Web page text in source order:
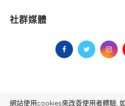
社群媒體
毅傳媒控股股份有限公司 版權所有，非經授
網站使用cookies來改善使用者體驗,